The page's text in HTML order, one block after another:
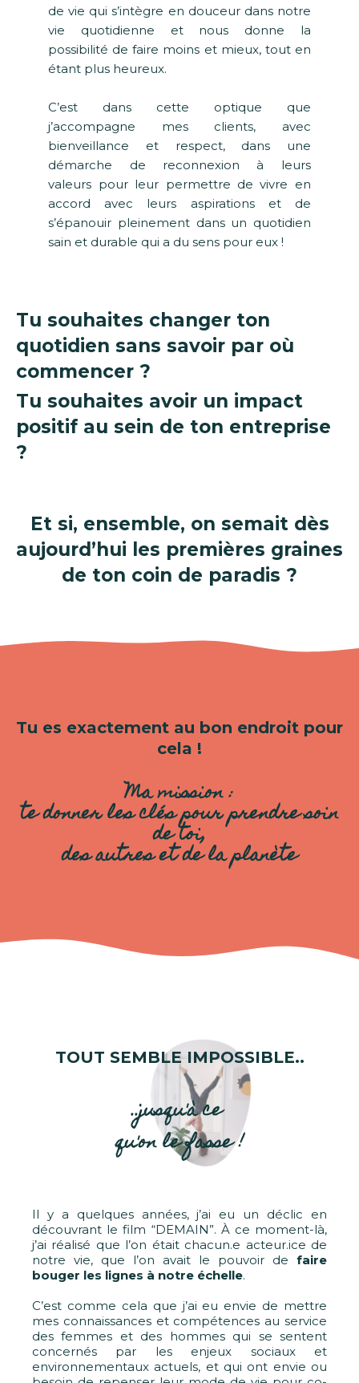
de vie qui s’intègre en douceur dans notre
vie quotidienne et nous donne la
possibilité de faire moins et mieux, tout en
étant plus heureux.
C’est dans cette optique que
j’accompagne mes clients, avec
bienveillance et respect, dans une
démarche de reconnexion à leurs
valeurs pour leur permettre de vivre en
accord avec leurs aspirations et de
s’épanouir pleinement dans un quotidien
sain et durable qui a du sens pour eux !
Tu souhaites changer ton
quotidien sans savoir par où
commencer ?
Tu souhaites avoir un impact
positif au sein de ton entreprise
?
Et si, ensemble, on semait dès
aujourd’hui les premières graines
de ton coin de paradis ?
Tu es exactement au bon endroit pour
cela !
Ma mission :
te donner les clés pour prendre soin
de toi,
des autres et de la planète
TOUT SEMBLE IMPOSSIBLE..
..jusqu'à ce
qu'on le fasse !
Il y a quelques années, j’ai eu un déclic en
découvrant le film “DEMAIN”. À ce moment-là,
j’ai réalisé que l’on était chacun.e acteur.ice de
notre vie, que l’on avait le pouvoir de faire
bouger les lignes à notre échelle.
C’est comme cela que j’ai eu envie de mettre
mes connaissances et compétences au service
des femmes et des hommes qui se sentent
concernés par les enjeux sociaux et
environnementaux actuels, et qui ont envie ou